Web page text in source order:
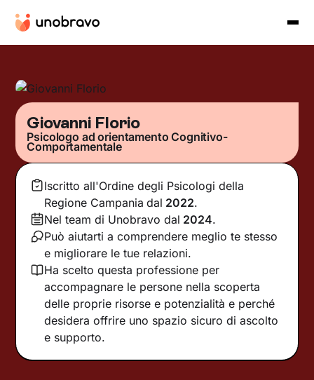
Giovanni Florio
Psicologo ad orientamento Cognitivo-
Comportamentale
Iscritto all'Ordine degli Psicologi della
Regione Campania dal 2022.
Nel team di Unobravo dal 2024.
Può aiutarti a comprendere meglio te stesso
e migliorare le tue relazioni.
Ha scelto questa professione per
accompagnare le persone nella scoperta
delle proprie risorse e potenzialità e perché
desidera offrire uno spazio sicuro di ascolto
e supporto.